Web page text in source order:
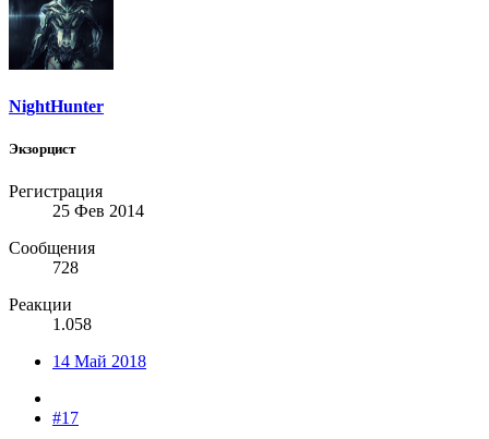
NightHunter
Экзорцист
Регистрация
25 Фев 2014
Сообщения
728
Реакции
1.058
14 Май 2018
#17